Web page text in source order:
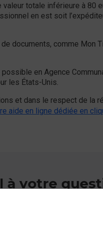
valeur totale inférieure à 80
en est soit
documents, comme Mon
en Agence
les États-Unis.
et dans le respect de la
aide en ligne dédiée en
à votre